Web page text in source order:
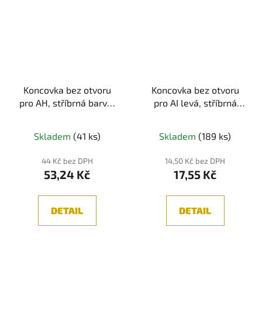
Koncovka bez otvoru
pro AH, stříbrná barva,
Skladem (41 ks)
44 Kč bez DPH
53,24 Kč
DETAIL
Koncovka bez otvoru
pro AI levá, stříbrná
Skladem (189 ks)
14,50 Kč bez DPH
17,55 Kč
DETAIL